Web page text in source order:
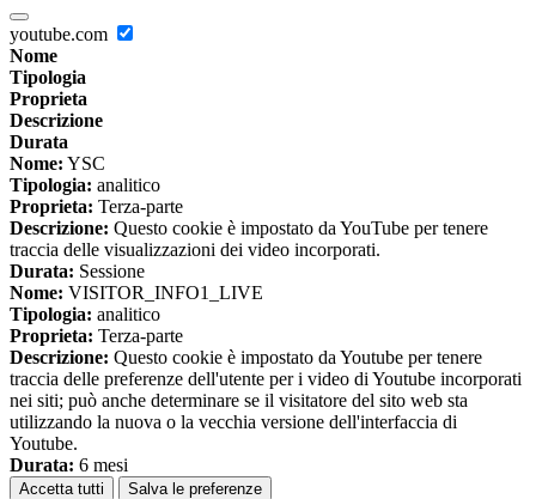
youtube.com
Nome
Tipologia
Proprieta
Descrizione
Durata
Nome: YSC
Tipologia: analitico
Proprieta: Terza-parte
Descrizione: Questo cookie è impostato da YouTube per tenere
traccia delle visualizzazioni dei video incorporati.
Durata: Sessione
Nome: VISITOR_INFO1_LIVE
Tipologia: analitico
Proprieta: Terza-parte
Descrizione: Questo cookie è impostato da Youtube per tenere
traccia delle preferenze dell'utente per i video di Youtube incorporati
nei siti; può anche determinare se il visitatore del sito web sta
utilizzando la nuova o la vecchia versione dell'interfaccia di
Youtube.
Durata: 6 mesi
Accetta tutti Salva le preferenze